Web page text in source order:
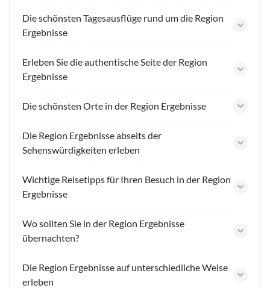
Die schönsten Tagesausflüge rund um die Region
Ergebnisse
Erleben Sie die authentische Seite der Region
Ergebnisse
Die schönsten Orte in der Region Ergebnisse
Die Region Ergebnisse abseits der
Sehenswürdigkeiten erleben
Wichtige Reisetipps für Ihren Besuch in der Region
Ergebnisse
Wo sollten Sie in der Region Ergebnisse
übernachten?
Die Region Ergebnisse auf unterschiedliche Weise
erleben